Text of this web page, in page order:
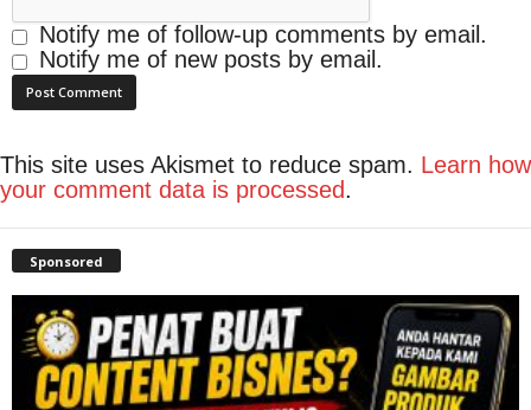
Notify me of follow-up comments by email.
Notify me of new posts by email.
This site uses Akismet to reduce spam. Learn how
your comment data is processed.
Sponsored